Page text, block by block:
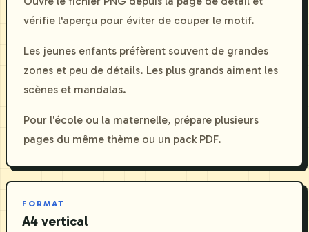
vérifie l'aperçu pour éviter de couper le motif.
Les jeunes enfants préfèrent souvent de grandes
zones et peu de détails. Les plus grands aiment les
scènes et mandalas.
Pour l'école ou la maternelle, prépare plusieurs
pages du même thème ou un pack PDF.
FORMAT
A4 vertical